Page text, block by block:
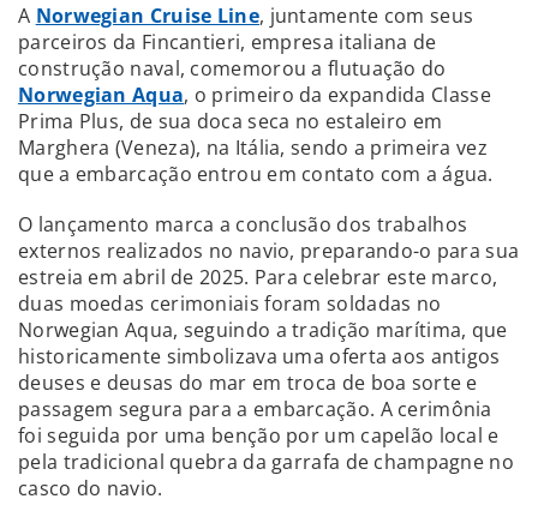
A Norwegian Cruise Line, juntamente com seus
parceiros da Fincantieri, empresa italiana de
construção naval, comemorou a flutuação do
Norwegian Aqua, o primeiro da expandida Classe
Prima Plus, de sua doca seca no estaleiro em
Marghera (Veneza), na Itália, sendo a primeira vez
que a embarcação entrou em contato com a água.
O lançamento marca a conclusão dos trabalhos
externos realizados no navio, preparando-o para sua
estreia em abril de 2025. Para celebrar este marco,
duas moedas cerimoniais foram soldadas no
Norwegian Aqua, seguindo a tradição marítima, que
historicamente simbolizava uma oferta aos antigos
deuses e deusas do mar em troca de boa sorte e
passagem segura para a embarcação. A cerimônia
foi seguida por uma benção por um capelão local e
pela tradicional quebra da garrafa de champagne no
casco do navio.